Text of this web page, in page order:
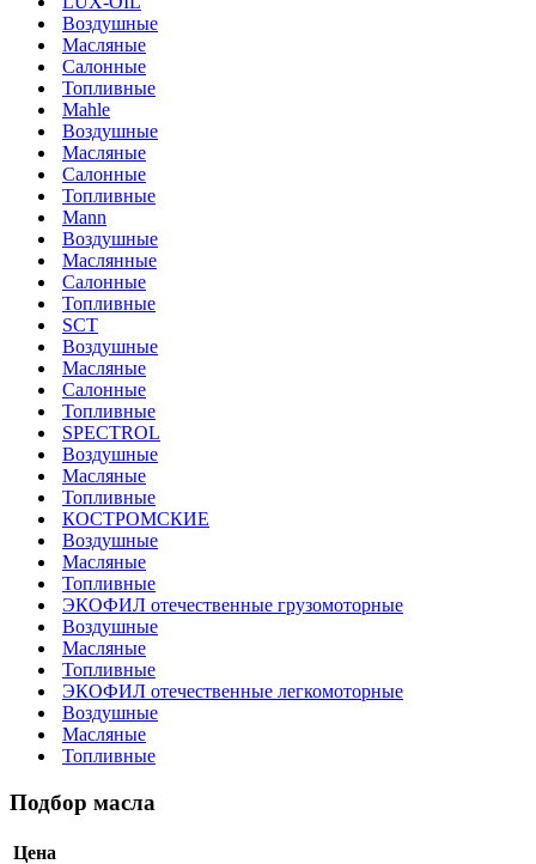
Воздушные
Масляные
Салонные
Топливные
Mahle
Воздушные
Масляные
Салонные
Топливные
Mann
Воздушные
Маслянные
Салонные
Топливные
SCT
Воздушные
Масляные
Салонные
Топливные
SPECTROL
Воздушные
Масляные
Топливные
КОСТРОМСКИЕ
Воздушные
Масляные
Топливные
ЭКОФИЛ отечественные грузомоторные
Воздушные
Масляные
Топливные
ЭКОФИЛ отечественные легкомоторные
Воздушные
Масляные
Топливные
Подбор масла
Цена